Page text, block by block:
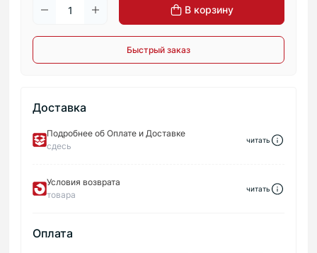
В корзину
Быстрый заказ
Доставка
Подробнее об Оплате и Доставке
сдесь
читать
Условия возврата
товара
читать
Оплата